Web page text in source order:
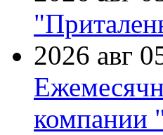
2026 авг
компании